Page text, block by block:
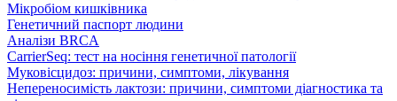
Мікробіом кишківника
Генетичний паспорт людини
Аналізи BRCA
CarrierSeq: тест на носіння генетичної патології
Муковісцидоз: причини, симптоми, лікування
Непереносимість лактози: причини, симптоми діагностика та